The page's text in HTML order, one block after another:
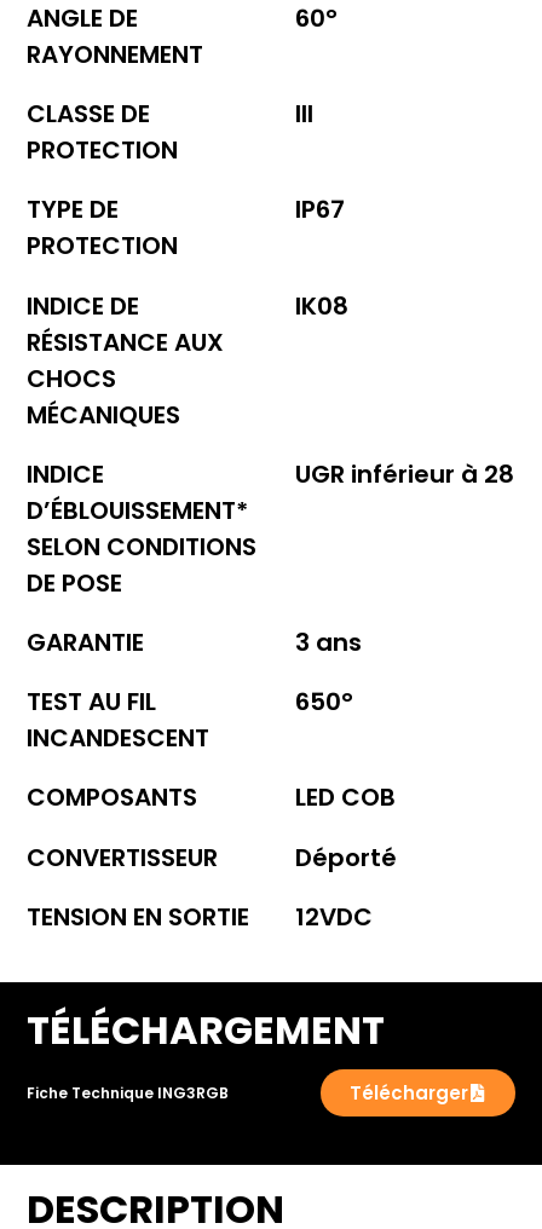
ANGLE DE
RAYONNEMENT
60°
CLASSE DE
PROTECTION
III
TYPE DE
PROTECTION
IP67
INDICE DE
RÉSISTANCE AUX
CHOCS
MÉCANIQUES
IK08
INDICE
D’ÉBLOUISSEMENT*
SELON CONDITIONS
DE POSE
UGR inférieur à 28
GARANTIE
3 ans
TEST AU FIL
INCANDESCENT
650°
COMPOSANTS
LED COB
CONVERTISSEUR
Déporté
TENSION EN SORTIE
12VDC
TÉLÉCHARGEMENT
Fiche Technique ING3RGB Télécharger
DESCRIPTION